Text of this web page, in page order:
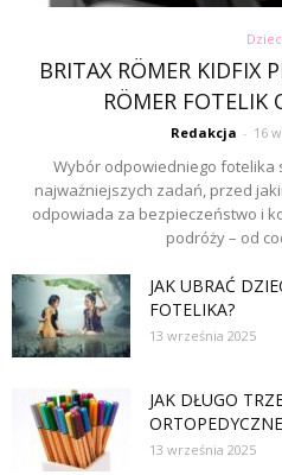
BRITAX RÖMER KIDFIX
RÖMER FOTELIK
Redakcja - 16
Wybór odpowiedniego fotelika
najważniejszych zadań, przed
odpowiada za bezpieczeństwo i
podróży – od
JAK UBRAĆ
FOTELIKA?
13 września 2025
JAK DŁUGO
13 września 2025